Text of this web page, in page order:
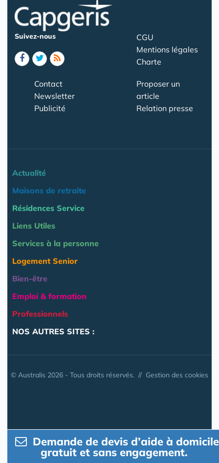
Suivez-nous
CGU
Mentions légales
Charte
Contact
Newsletter
Publicité
Proposer un
article
Relation presse
Actualité
Maisons de retraite
Résidences Service
Liens Utiles
Services à la personne
Logement Senior
Bien-être
Emploi & formation
Professionnels
NOS AUTRES SITES :
© Australis 2026 - Tous droits réservés. // Gestion des cookies
Demande de devis d’aide à domicile
gratuit et sans engagement.